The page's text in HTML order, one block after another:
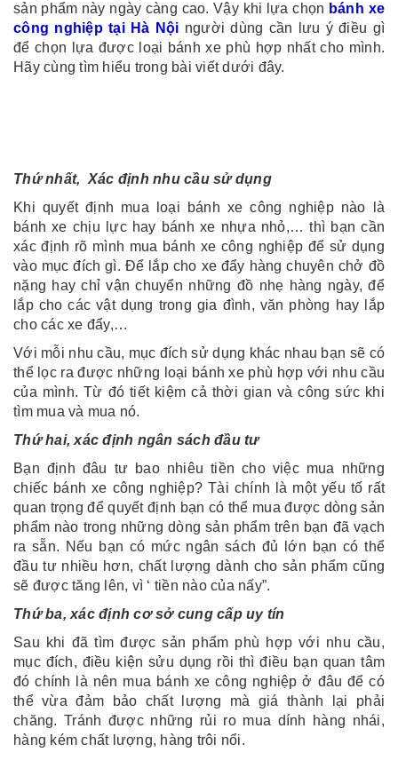
sản phẩm này ngày càng cao. Vậy khi lựa chọn bánh xe
công nghiệp tại Hà Nội người dùng cần lưu ý điều gì
để chọn lựa được loại bánh xe phù hợp nhất cho mình.
Hãy cùng tìm hiểu trong bài viết dưới đây.
Thứ nhất, Xác định nhu cầu sử dụng
Khi quyết định mua loại bánh xe công nghiệp nào là
bánh xe chịu lực hay bánh xe nhựa nhỏ,… thì bạn cần
xác định rõ mình mua bánh xe công nghiệp để sử dụng
vào mục đích gì. Để lắp cho xe đẩy hàng chuyên chở đồ
nặng hay chỉ vận chuyển những đồ nhẹ hàng ngày, để
lắp cho các vật dụng trong gia đình, văn phòng hay lắp
cho các xe đẩy,…
Với mỗi nhu cầu, mục đích sử dụng khác nhau bạn sẽ có
thể lọc ra được những loại bánh xe phù hợp với nhu cầu
của mình. Từ đó tiết kiệm cả thời gian và công sức khi
tìm mua và mua nó.
Thứ hai, xác định ngân sách đầu tư
Bạn định đâu tư bao nhiêu tiền cho việc mua những
chiếc bánh xe công nghiệp? Tài chính là một yếu tố rất
quan trọng để quyết định bạn có thể mua được dòng sản
phẩm nào trong những dòng sản phẩm trên bạn đã vạch
ra sẵn. Nếu bạn có mức ngân sách đủ lớn bạn có thể
đầu tư nhiều hơn, chất lượng dành cho sản phẩm cũng
sẽ được tăng lên, vì ‘ tiền nào của nấy”.
Thứ ba, xác định cơ sở cung cấp uy tín
Sau khi đã tìm được sản phẩm phù hợp với nhu cầu,
mục đích, điều kiện sửu dụng rồi thì điều bạn quan tâm
đó chính là nên mua bánh xe công nghiệp ở đâu để có
thể vừa đảm bảo chất lượng mà giá thành lại phải
chăng. Tránh được những rủi ro mua dính hàng nhái,
hàng kém chất lượng, hàng trôi nổi.